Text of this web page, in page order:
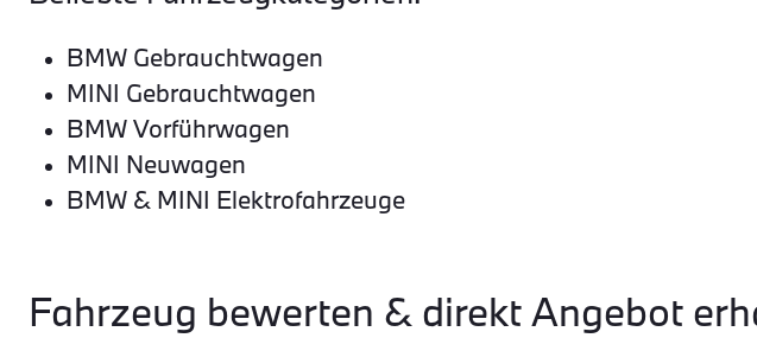
BMW Gebrauchtwagen
MINI Gebrauchtwagen
BMW Vorführwagen
MINI Neuwagen
BMW & MINI Elektrofahrzeuge
Fahrzeug bewerten & direkt Angebot